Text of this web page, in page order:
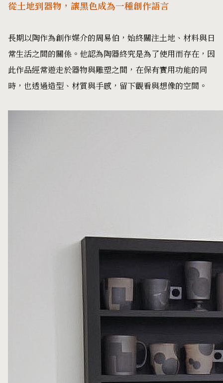
從土地到器物，讓黑色成為一種創作語言
長期以陶作為創作媒介的周易伯，始終關注土地、材料與日
常生活之間的關係。他認為陶器終究是為了使用而存在，因
此作品經常遊走於器物與雕塑之間，在保有實用功能的同
時，也透過造型、材質與手感，留下觀看與想像的空間。